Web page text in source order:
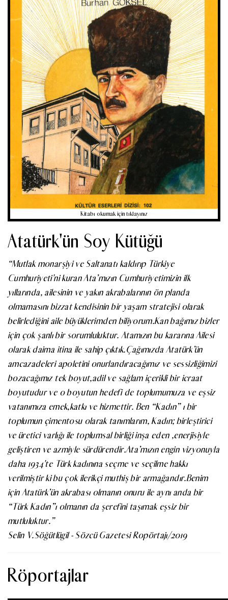
Kitabı okumak için tıklayınız
Atatürk'ün Soy Kütüğü
“Mutlak monarşiyi ve Saltanatı kaldırıp Türkiye
Cumhuriyeti'ni kuran Ata’mızın Cumhuriyetimizin ilk
yıllarında, ailesinin ve yakın akrabalarının ön planda
olmamasını bizzat kendisinin bir yaşam stratejisi olarak
belirlediğini aile büyüklerimden biliyorum.Kan bağımız bizler
için çok şanlı bir sorumluluktur. Atamızın bu kararına Ailesi
olarak daima itina ile sahip çıktık.Çağımızda Atatürk’ün
amcazadeleri apoletini onurlandıracağımız ve sessizliğimizi
bozacağımız tek boyut,adil ve sağlam içerikli bir icraat
boyutudur ve o boyutun hedefi de toplumumuza ve eşsiz
vatanımıza emek,katkı ve hizmettir. Ben “Kadın” ı bir
toplumun çimentosu olarak tanımlarım, Kadın; birleştirici
ve üretici varlığı ile toplumsal birliği inşa eden ,enerjisiyle
geliştiren ve azmiyle sürdürendir.Ata’mızın engin vizyonuyla
daha 1934'te Türk kadınına seçme ve seçilme hakkı
verilmiştir ki bu çok ilerikçi muthiş bir armağandır.Benim
için Atatürk’ün akrabası olmanın onuru ile aynı anda bir
“Türk Kadın”ı olmanın da şerefini taşımak eşsiz bir
mutluluktur.”
Selin V.Söğütlügil - Sözcü Gazetesi Ropörtajı/2019
Röportajlar